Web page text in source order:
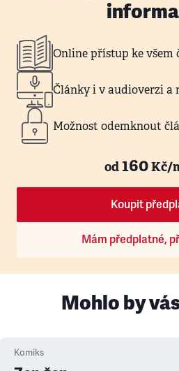
Online přístup ke všem
Články i v audioverzi
Možnost odemknout
od160Kč/
Koupit
Mám předplatné,
Mohlo by
Komiks